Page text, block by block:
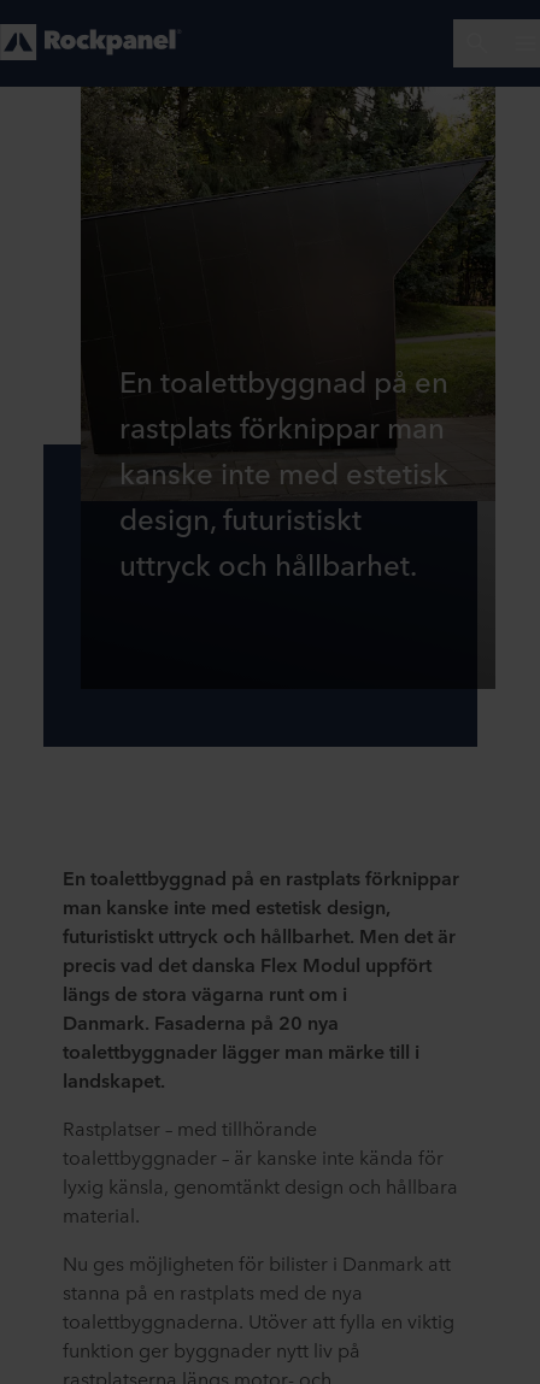
En toalettbyggnad på en
rastplats förknippar man
kanske inte med estetisk
design, futuristiskt
uttryck och hållbarhet.
En toalettbyggnad på en rastplats förknippar
man kanske inte med estetisk design,
futuristiskt uttryck och hållbarhet. Men det är
precis vad det danska Flex Modul uppfört
längs de stora vägarna runt om i
Danmark. Fasaderna på 20 nya
toalettbyggnader lägger man märke till i
landskapet.
Rastplatser – med tillhörande
toalettbyggnader – är kanske inte kända för
lyxig känsla, genomtänkt design och hållbara
material.
Nu ges möjligheten för bilister i Danmark att
stanna på en rastplats med de nya
toalettbyggnaderna. Utöver att fylla en viktig
funktion ger byggnader nytt liv på
rastplatserna längs motor- och